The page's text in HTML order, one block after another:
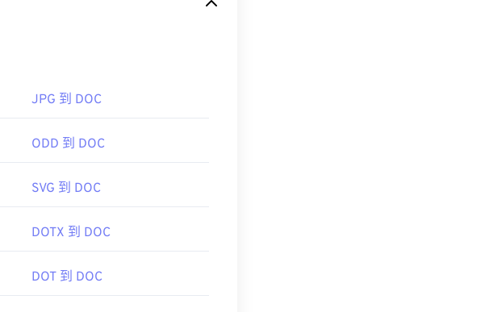
JPG 到 DOC
ODD 到 DOC
SVG 到 DOC
DOTX 到 DOC
DOT 到 DOC